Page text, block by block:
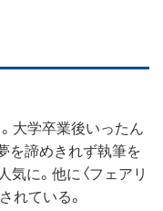
大学卒業後いったん
を諦めきれず執筆を
気に。他に〈フェアリ
れている。